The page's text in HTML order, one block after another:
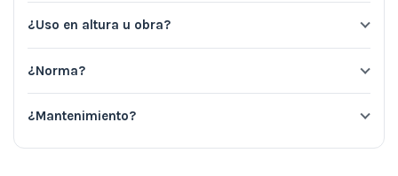
¿Uso en altura u obra?
¿Norma?
¿Mantenimiento?